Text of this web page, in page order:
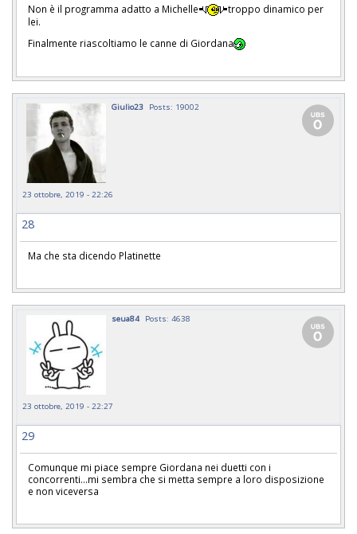
Non è il programma adatto a Michelle
troppo dinamico per
lei.
Finalmente riascoltiamo le canne di Giordana
Giulio23 Posts: 19002
23 ottobre, 2019 - 22:26
28
Ma che sta dicendo Platinette
seua84 Posts: 4638
23 ottobre, 2019 - 22:27
29
Comunque mi piace sempre Giordana nei duetti con i
concorrenti...mi sembra che si metta sempre a loro disposizione
e non viceversa